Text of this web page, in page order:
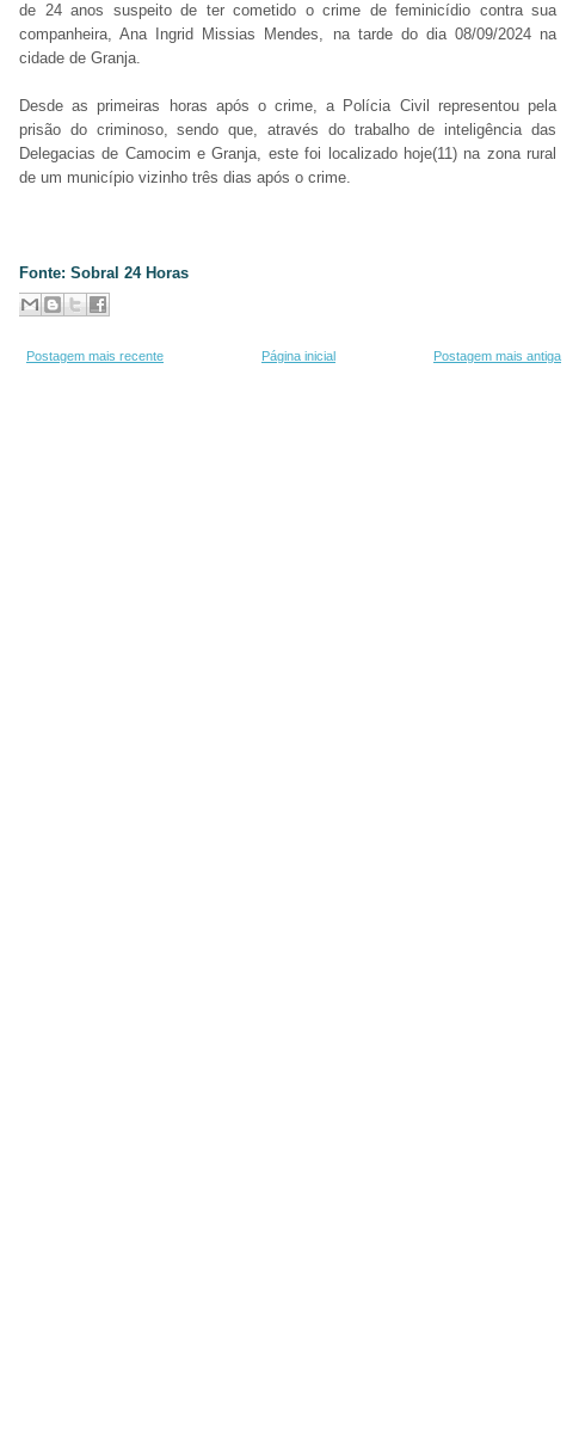
de 24 anos suspeito de ter cometido o crime de feminicídio contra sua
companheira, Ana Ingrid Missias Mendes, na tarde do dia 08/09/2024 na
cidade de Granja.
Desde as primeiras horas após o crime, a Polícia Civil representou pela
prisão do criminoso, sendo que, através do trabalho de inteligência das
Delegacias de Camocim e Granja, este foi localizado hoje(11) na zona rural
de um município vizinho três dias após o crime.
Fonte: Sobral 24 Horas
Postagem mais recente Postagem mais antiga
Página inicial